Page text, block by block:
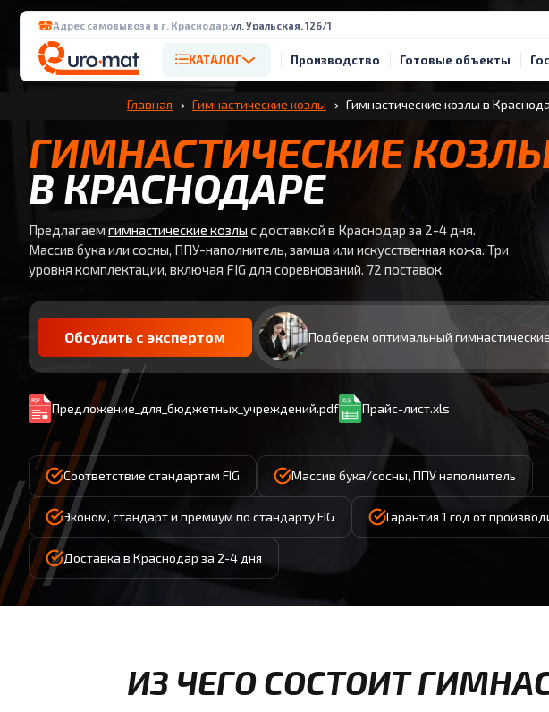
Адрес самовывоза в г. Краснодар:ул. Уральская, 126/1
КАТАЛОГ Производство Готовые объекты
Главная Гимнастические козлы Гимнастические козлы в
ГИМНАСТИЧЕСКИЕ
В КРАСНОДАРЕ
Предлагаем гимнастические козлы с доставкой в Краснодар за 2-4 дня.
Массив бука или сосны, ППУ-наполнитель, замша или искусственная кожа. Три
уровня комплектации, включая FIG для соревнований. 72 поставок.
Обсудить с экспертом Подберем оптимальный
Предложение_для_бюджетных_учреждений.pdf Прайс-лист.xls
Соответствие стандартам FIG Массив бука/сосны, ППУ наполнитель
Эконом, стандарт и премиум по стандарту FIG Гарантия 1 год от
Доставка в Краснодар за 2-4 дня
ИЗ ЧЕГО СОСТОИТ